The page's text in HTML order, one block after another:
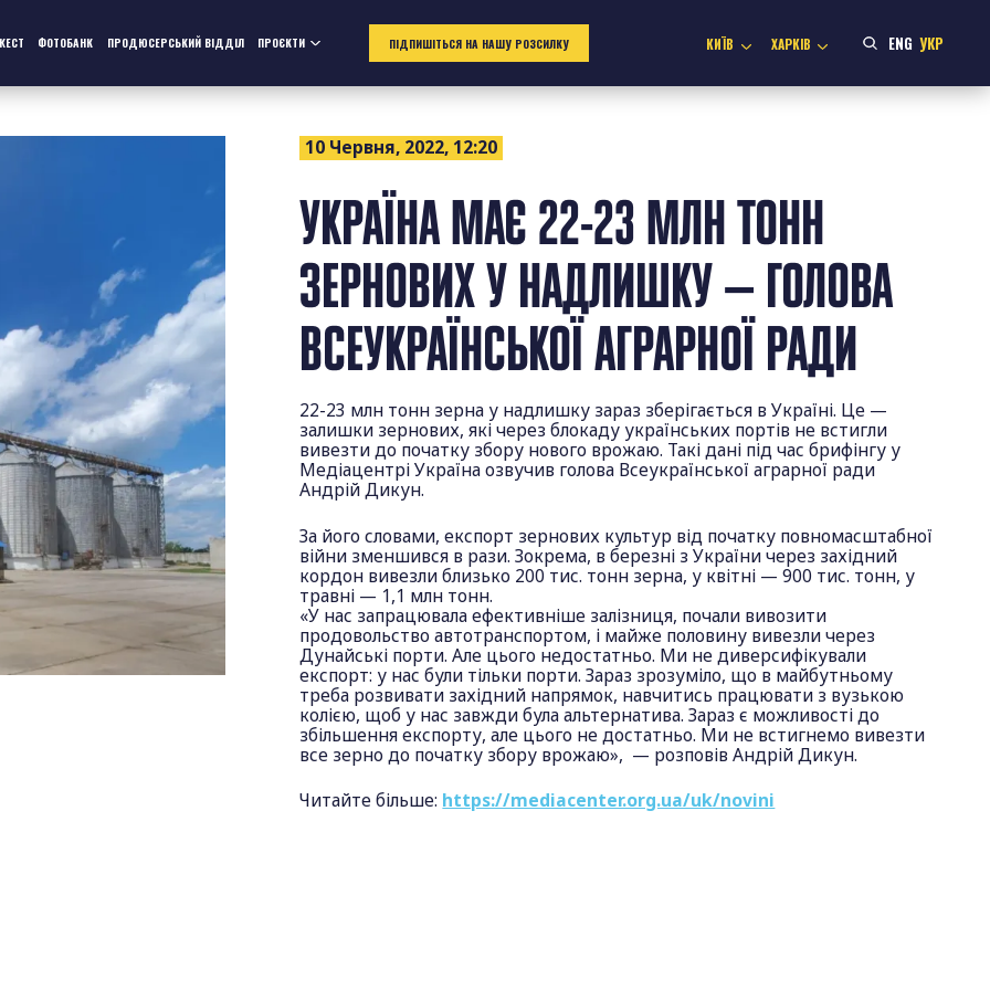
ФОТОБАНК ПРОДЮСЕРСЬКИЙ ВІДДІЛ ПРОЄКТИ ПІДПИШІТЬСЯ НА НАШУ РОЗСИЛКУ КИЇВ ХАРКІВ ENG УКР
10 Червня, 2022, 12:20
УКРАЇНА МАЄ 22-23 МЛН ТОНН
ЗЕРНОВИХ У НАДЛИШКУ — ГОЛОВА
ВСЕУКРАЇНСЬКОЇ АГРАРНОЇ РАДИ
22-23 млн тонн зерна у надлишку зараз зберігається в Україні. Це —
залишки зернових, які через блокаду українських портів не встигли
вивезти до початку збору нового врожаю. Такі дані під час брифінгу у
Медіацентрі Україна озвучив голова Всеукраїнської аграрної ради
Андрій Дикун.
За його словами, експорт зернових культур від початку повномасштабної
війни зменшився в рази. Зокрема, в березні з України через західний
кордон вивезли близько 200 тис. тонн зерна, у квітні — 900 тис. тонн, у
травні — 1,1 млн тонн.
«У нас запрацювала ефективніше залізниця, почали вивозити
продовольство автотранспортом, і майже половину вивезли через
Дунайські порти. Але цього недостатньо. Ми не диверсифікували
експорт: у нас були тільки порти. Зараз зрозуміло, що в майбутньому
треба розвивати західний напрямок, навчитись працювати з вузькою
колією, щоб у нас завжди була альтернатива. Зараз є можливості до
збільшення експорту, але цього не достатньо. Ми не встигнемо вивезти
все зерно до початку збору врожаю», — розповів Андрій Дикун.
Читайте більше: https://mediacenter.org.ua/uk/novini